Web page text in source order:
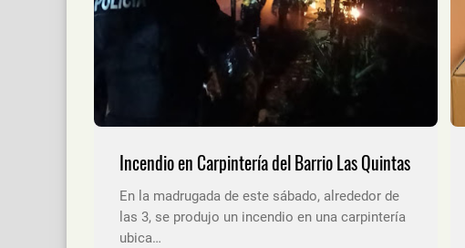
Incendio en Carpintería del Barrio Las Quintas
En la madrugada de este sábado, alrededor de
las 3, se produjo un incendio en una carpintería
ubica…